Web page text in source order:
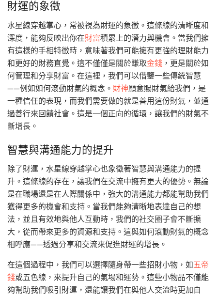
財運的象徵
水星線穿越掌心，常被視為財運的象徵。這條線的清晰度和
深度，能夠反映出你在財富積累上的潛力與機會。當我們擁
有這樣的手相特徵時，意味著我們可能擁有更強的理財能力
和更好的財務直覺。這不僅僅是關於賺取金錢 ，更是關於如
何管理和分享財富。在這裡，我們可以借鑒一些傳統智慧
——例如如何滾動財氣的概念。 財神願意賜財氣給我們，是
一種信任的表現，而我們需要做的就是善用這份財氣，並通
過善行來回饋社會。這是一個正向的循環，讓我們的財氣不
斷增長。
智慧與溝通能力的提升
除了財運，水星線穿越掌心也象徵著智慧與溝通能力的提
升。這條線的存在，讓我們在交流中擁有更大的優勢。無論
是在職場還是在人際關係中，強大的溝通能力都能幫助我們
獲得更多的機會和支持。當我們能夠清晰地表達自己的想
法，並且有效地與他人互動時，我們的社交圈子會不斷擴
大，從而帶來更多的資源和支持。這與如何滾動財氣的概念
相呼應——透過分享和交流來促進財運的增長。
在這個過程中，我們可以選擇隨身帶一些招財小物，如五帝
錢或五色線，來提升自己的氣場和運勢。這些小物品不僅能
夠幫助我們吸引財運，還能讓我們在與他人交流時更加自